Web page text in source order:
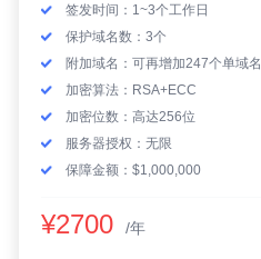
签发时间：1~3个工作日
保护域名数：3个
附加域名：可再增加247个单域名
加密算法：RSA+ECC
加密位数：高达256位
服务器授权：无限
保障金额：$1,000,000
¥2700 /年